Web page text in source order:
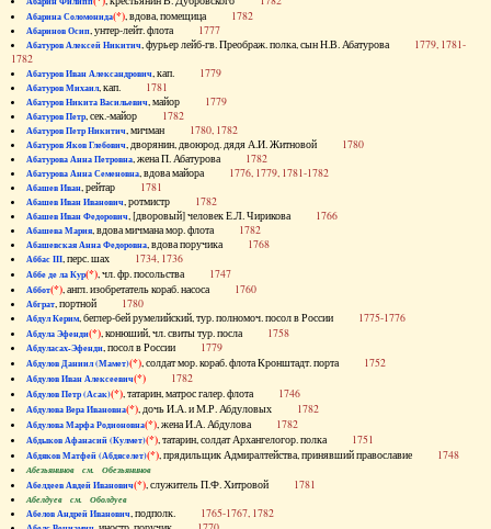
Абарина Соломонида(*), вдова, помещица 1782
Абаринов Осип, унтер-лейт. флота 1777
Абатуров Алексей Никитич, фурьер лейб-гв. Преображ. полка, сын Н.В. Абатурова 1779, 1781-
1782
Абатуров Иван Александрович, кап. 1779
Абатуров Михаил, кап. 1781
Абатуров Никита Васильевич, майор 1779
Абатуров Петр, сек.-майор 1782
Абатуров Петр Никитич, мичман 1780, 1782
Абатуров Яков Глебович, дворянин, двоюрод. дядя А.И. Житновой 1780
Абатурова Анна Петровна, жена П. Абатурова 1782
Абатурова Анна Семеновна, вдова майора 1776, 1779, 1781-1782
Абашев Иван, рейтар 1781
Абашев Иван Иванович, ротмистр 1782
Абашев Иван Федорович, [дворовый] человек Е.Л. Чирикова 1766
Абашева Мария, вдова мичмана мор. флота 1782
Абашевская Анна Федоровна, вдова поручика 1768
Аббас III, перс. шах 1734, 1736
Аббе де ла Кур(*), чл. фр. посольства 1747
Аббот(*), англ. изобретатель кораб. насоса 1760
Абграт, портной 1780
Абдул Керим, беглер-бей румелийский, тур. полномоч. посол в России 1775-1776
Абдула Эфенди(*), конюший, чл. свиты тур. посла 1758
Абдуласах-Эфенди, посол в России 1779
Абдулов Даниил (Мамет)(*), солдат мор. кораб. флота Кронштадт. порта 1752
Абдулов Иван Алексеевич(*) 1782
Абдулов Петр (Асак)(*), татарин, матрос галер. флота 1746
Абдулова Вера Ивановна(*), дочь И.А. и М.Р. Абдуловых 1782
Абдулова Марфа Родионовна(*), жена И.А. Абдулова 1782
Абдыков Афанасий (Кулмет)(*), татарин, солдат Архангелогор. полка 1751
Абдяков Матфей (Абдяселет)(*), прядильщик Адмиралтейства, принявший православие 1748
Абезьянинов см. Обезьянинов
Абелдеев Авдей Иванович(*), служитель П.Ф. Хитровой 1781
Абелдуев см. Оболдуев
Абелов Андрей Иванович, подполк. 1765-1767, 1782